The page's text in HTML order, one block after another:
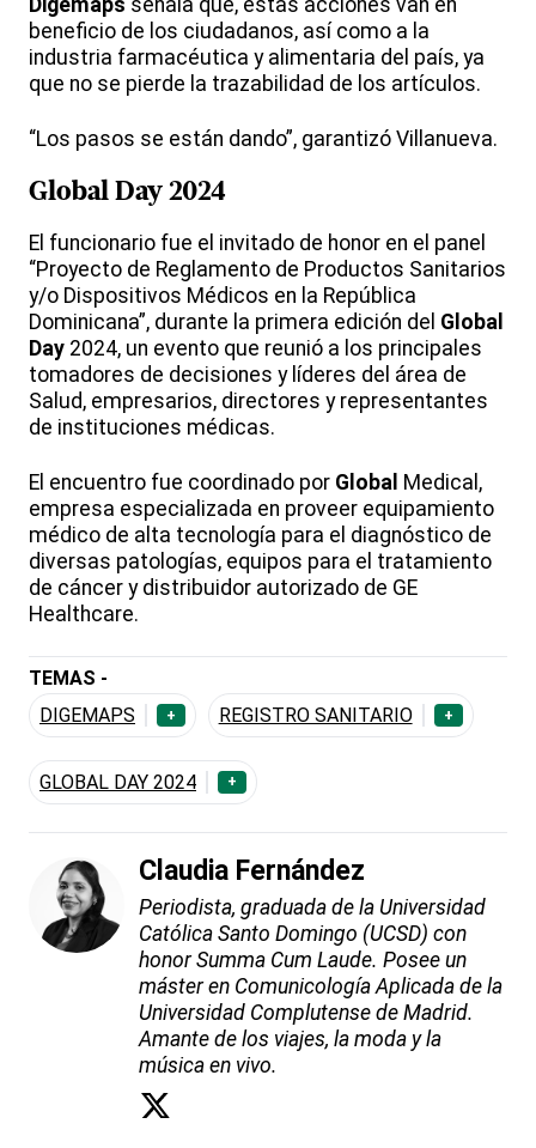
Digemaps señala que, estas acciones van en
beneficio de los ciudadanos, así como a la
industria farmacéutica y alimentaria del país, ya
que no se pierde la trazabilidad de los artículos.
“Los pasos se están dando”, garantizó Villanueva.
Global Day 2024
El funcionario fue el invitado de honor en el panel
“Proyecto de Reglamento de Productos Sanitarios
y/o Dispositivos Médicos en la República
Dominicana”, durante la primera edición del Global
Day 2024, un evento que reunió a los principales
tomadores de decisiones y líderes del área de
Salud, empresarios, directores y representantes
de instituciones médicas.
El encuentro fue coordinado por Global Medical,
empresa especializada en proveer equipamiento
médico de alta tecnología para el diagnóstico de
diversas patologías, equipos para el tratamiento
de cáncer y distribuidor autorizado de GE
Healthcare.
TEMAS -
DIGEMAPS
+ REGISTRO SANITARIO +
GLOBAL DAY 2024 +
Claudia Fernández
Periodista, graduada de la Universidad
Católica Santo Domingo (UCSD) con
honor Summa Cum Laude. Posee un
máster en Comunicología Aplicada de la
Universidad Complutense de Madrid.
Amante de los viajes, la moda y la
música en vivo.